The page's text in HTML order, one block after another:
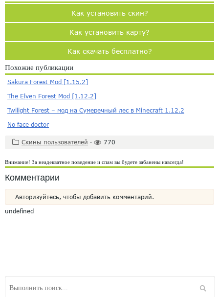
Как установить скин?
Как установить карту?
Как скачать бесплатно?
Похожие публикации
Sakura Forest Mod [1.15.2]
The Elven Forest Mod [1.12.2]
Twilight Forest – мод на Сумеречный лес в Minecraft 1.12.2
No face doctor
Скины пользователей · 770
Внимание! За неадекватное поведение и спам вы будете забанены навсегда!
Комментарии
Авторизуйтесь, чтобы добавить комментарий.
undefined